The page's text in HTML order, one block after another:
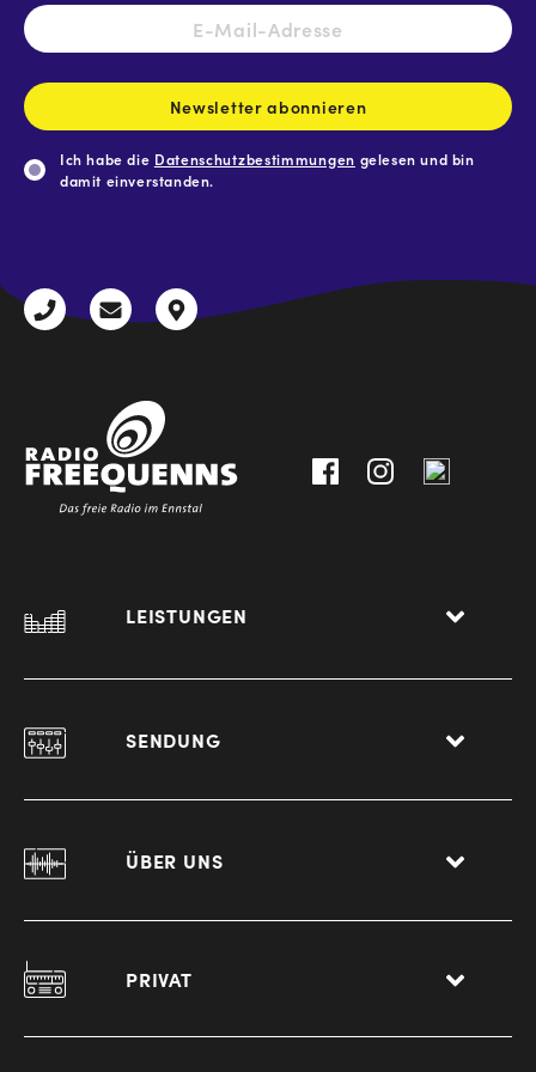
E-
Mail-
Newsletter abonnieren
Ich habe die Datenschutzbestimmungen gelesen und bin
damit einverstanden.
+43
radio@freequenns.at
Kulturhausstraße
LEISTUNGEN
SENDUNG
ÜBER UNS
PRIVAT